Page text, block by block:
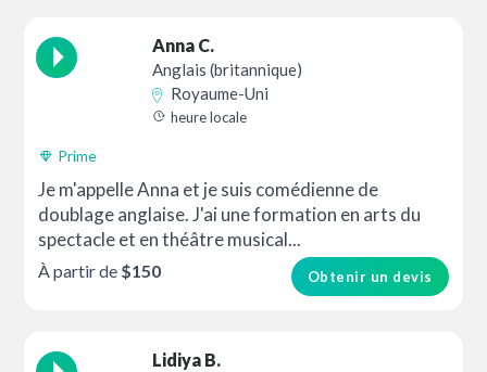
Anna C.
Anglais (britannique)
Royaume-Uni
heure locale
Prime
Je m'appelle Anna et je suis comédienne de
doublage anglaise. J'ai une formation en arts du
spectacle et en théâtre musical...
Obtenir un devis
À partir de $150
Lidiya B.